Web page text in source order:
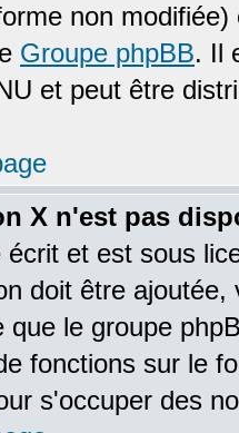
non
Groupe phpBB. Il
et peut être
X n'est pas
et est sous
doit être
que le groupe
fonctions sur le
s'occuper des